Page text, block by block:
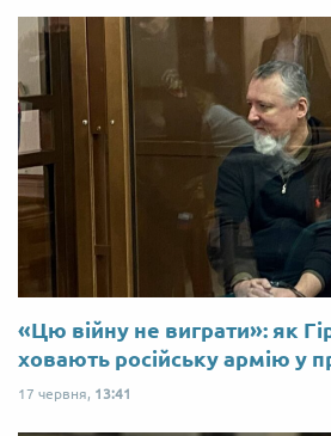
«Цю війну не виграти»: як
ховають російську армію у
17 червня, 13:41